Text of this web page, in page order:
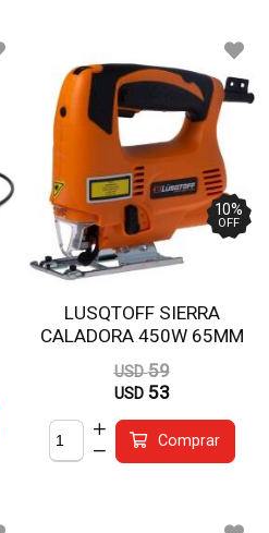
LUSQTOFF SIERRA
CALADORA 450W 65MM
SCL450-7
10%
OFF
USD 59
USD 53
Comprar